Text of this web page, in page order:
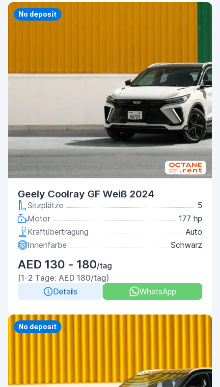
Priority
No deposit
Geely Coolray GF Weiß 2024
Sitzplätze
5
Motor
177 hp
Kraftübertragung
Auto
Innenfarbe
Schwarz
AED 130 - 180/tag
(1-2 Tage: AED 180/tag)
Details
WhatsApp
Priority
No deposit